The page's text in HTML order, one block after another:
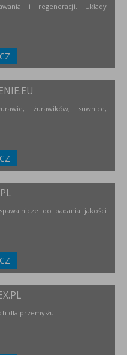
i regeneracji. Układy
żurawików, suwnice,
do badania jakości
dla przemysłu